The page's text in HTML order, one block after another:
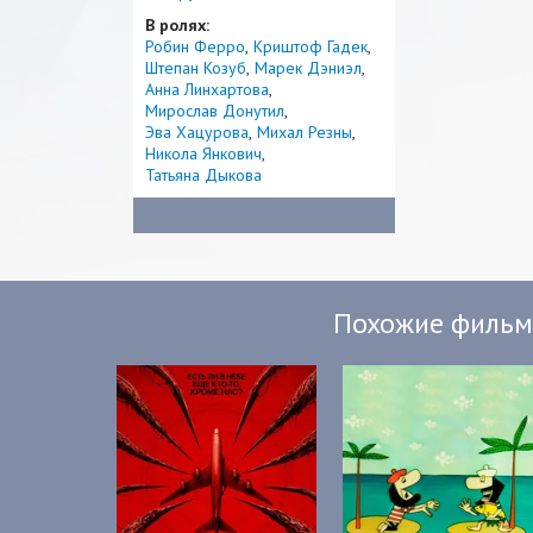
В ролях:
Робин Ферро Криштоф Гадек
Штепан Козуб Марек Дэниэл
Анна Линхартова
Мирослав Донутил
Эва Хацурова Михал Резны
Никола Янкович
Татьяна Дыкова
Похожие